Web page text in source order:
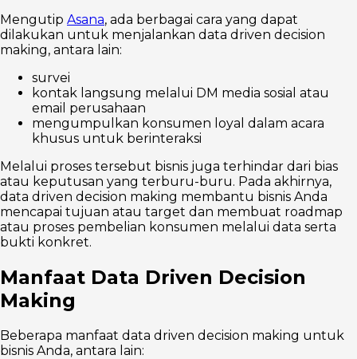
Mengutip Asana, ada berbagai cara yang dapat
dilakukan untuk menjalankan data driven decision
making, antara lain:
survei
kontak langsung melalui DM media sosial atau
email perusahaan
mengumpulkan konsumen loyal dalam acara
khusus untuk berinteraksi
Melalui proses tersebut bisnis juga terhindar dari bias
atau keputusan yang terburu-buru. Pada akhirnya,
data driven decision making membantu bisnis Anda
mencapai tujuan atau target dan membuat roadmap
atau proses pembelian konsumen melalui data serta
bukti konkret.
Manfaat Data Driven Decision
Making
Beberapa manfaat data driven decision making untuk
bisnis Anda, antara lain: